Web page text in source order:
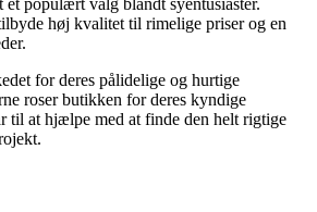
høj kvalitet til rimelige priser og en
for deres pålidelige og hurtige
roser butikken for deres kyndige
til at hjælpe med at finde den helt rigtige